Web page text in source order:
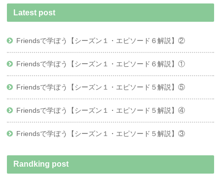
Latest post
Friendsで学ぼう【シーズン１・エピソード６解説】②
Friendsで学ぼう【シーズン１・エピソード６解説】①
Friendsで学ぼう【シーズン１・エピソード５解説】⑤
Friendsで学ぼう【シーズン１・エピソード５解説】④
Friendsで学ぼう【シーズン１・エピソード５解説】③
Randking post